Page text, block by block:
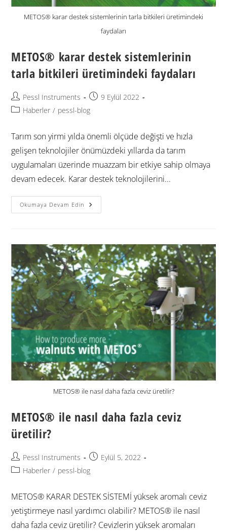
METOS® karar destek sistemlerinin tarla bitkileri üretimindeki
faydaları
METOS® karar destek sistemlerinin
tarla bitkileri üretimindeki faydaları
Pessl Instruments
9 Eylül 2022
Haberler / pessl-blog
Tarım son yirmi yılda önemli ölçüde değişti ve hızla
gelişen teknolojiler önümüzdeki yıllarda da tarım
uygulamaları üzerinde muazzam bir etkiye sahip olmaya
devam edecek. Karar destek teknolojilerini...
Okumaya Devam Edin
METOS® ile nasıl daha fazla ceviz üretilir?
METOS® ile nasıl daha fazla ceviz
üretilir?
Pessl Instruments
Eylül 5, 2022
Haberler / pessl-blog
METOS® KARAR DESTEK SİSTEMİ yüksek aromalı ceviz
yetiştirmeye nasıl yardımcı olabilir? METOS® ile nasıl
daha fazla ceviz üretilir? Cevizlerin yüksek aromaları